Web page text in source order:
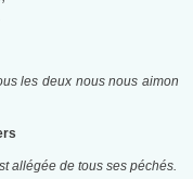
les deux nous nous aimon
allégée de tous ses péchés.